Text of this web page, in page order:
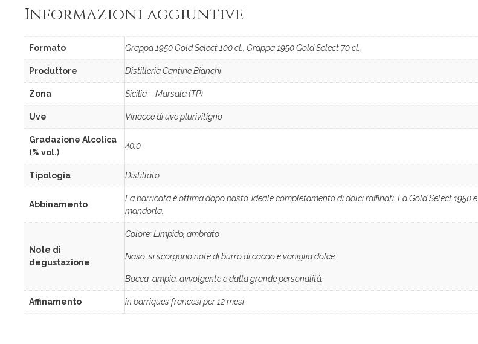
Informazioni aggiuntive
Formato Grappa 1950 Gold Select 100 cl., Grappa 1950 Gold Select 70 cl.
Produttore Distilleria Cantine Bianchi
Zona Sicilia – Marsala (TP)
Uve Vinacce di uve plurivitigno
Gradazione Alcolica
(% vol.)
40.0
Tipologia Distillato
Abbinamento
La barricata è ottima dopo pasto, ideale completamento di dolci raffinati. La Gold Select 1950
mandorla.
Note di
degustazione
Colore: Limpido, ambrato.
Naso: si scorgono note di burro di cacao e vaniglia dolce.
Bocca: ampia, avvolgente e dalla grande personalità.
Affinamento in barriques francesi per 12 mesi